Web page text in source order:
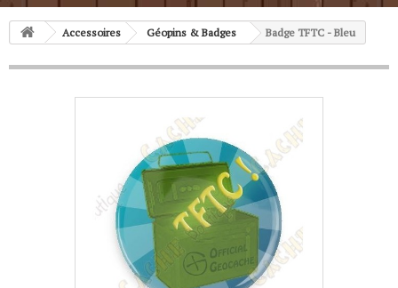
Accessoires Géopins & Badges Badge TFTC - Bleu